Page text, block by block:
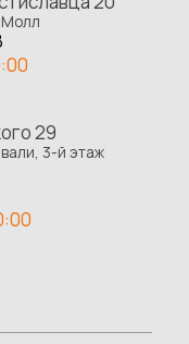
Молл
29
3-й этаж